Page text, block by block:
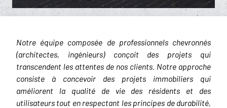
Notre équipe composée de professionnels chevronnés
(architectes, ingénieurs) conçoit des projets qui
transcendent les attentes de nos clients. Notre approche
consiste à concevoir des projets immobiliers qui
améliorent la qualité de vie des résidents et des
utilisateurs tout en respectant les principes de durabilité,